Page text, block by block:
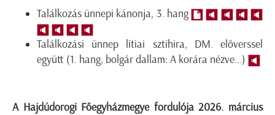
Találkozás ünnepi kánonja, 3. hang
Találkozási ünnep lítiai sztihira, DM. előverssel
együtt (1. hang, bolgár dallam: A korára nézve...)
A Hajdúdorogi Főegyházmegye fordulója 2026. március